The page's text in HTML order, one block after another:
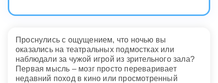
Проснулись с ощущением, что ночью вы
оказались на театральных подмостках или
наблюдали за чужой игрой из зрительного зала?
Первая мысль – мозг просто переваривает
недавний поход в кино или просмотренный